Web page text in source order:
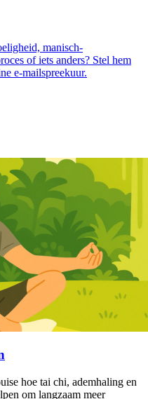
manisch-
of iets anders? Stel hem
e-mailspreekuur.
hoe tai chi, ademhaling en
om langzaam meer